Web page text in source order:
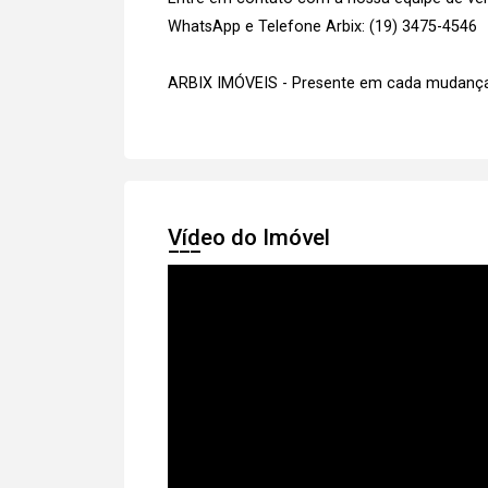
WhatsApp e Telefone Arbix: (19) 3475-4546
ARBIX IMÓVEIS - Presente em cada
Vídeo do Imóvel